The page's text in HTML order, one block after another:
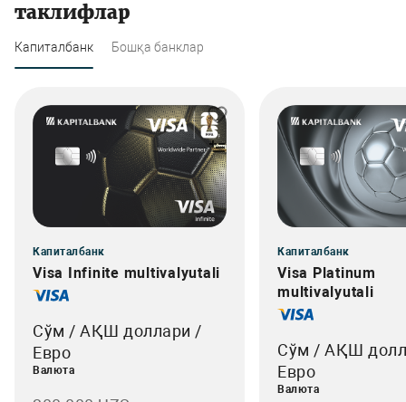
таклифлар
Капиталбанк Бошқа банклар
Капиталбанк
Visa Infinite multivalyutali
Сўм / АҚШ доллари /
Евро
Валюта
Капиталбанк
Visa Platinum
multivalyutali
Сўм / АҚШ
Евро
Валюта